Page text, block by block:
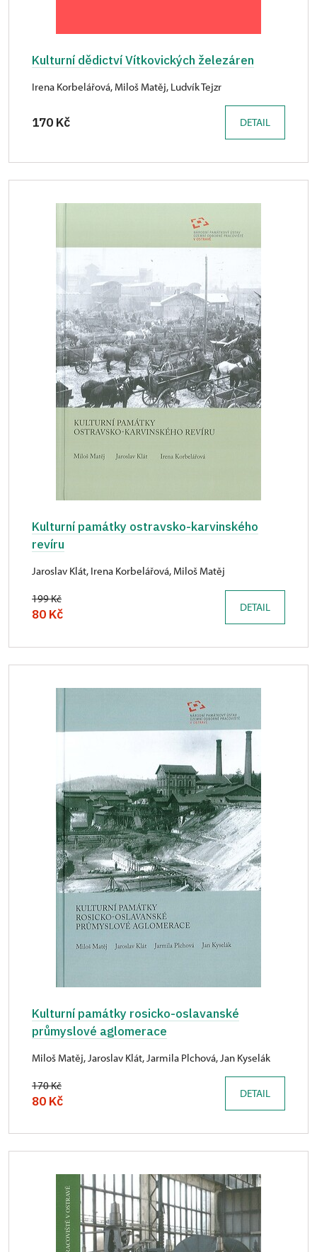
Kulturní dědictví Vítkovických železáren
Irena Korbelářová, Miloš Matěj, Ludvík Tejzr
170 Kč DETAIL
Kulturní památky ostravsko-karvinského
revíru
Jaroslav Klát, Irena Korbelářová, Miloš Matěj
199 Kč
80 Kč DETAIL
Kulturní památky rosicko-oslavanské
průmyslové aglomerace
Miloš Matěj, Jaroslav Klát, Jarmila Plchová, Jan Kyselák
170 Kč
80 Kč DETAIL